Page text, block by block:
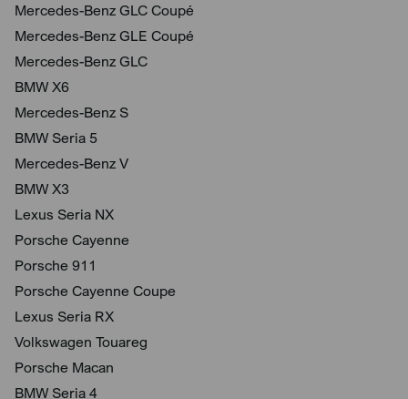
Mercedes-Benz GLC Coupé
Mercedes-Benz GLE Coupé
Mercedes-Benz GLC
BMW X6
Mercedes-Benz S
BMW Seria 5
Mercedes-Benz V
BMW X3
Lexus Seria NX
Porsche Cayenne
Porsche 911
Porsche Cayenne Coupe
Lexus Seria RX
Volkswagen Touareg
Porsche Macan
BMW Seria 4